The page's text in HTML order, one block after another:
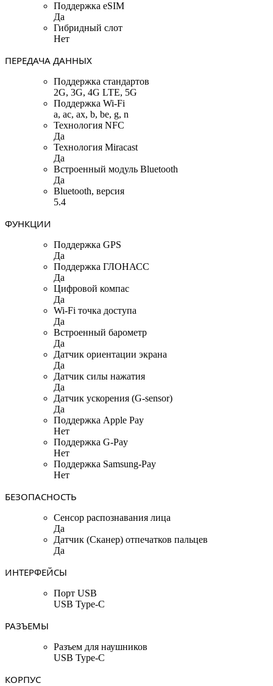
Поддержка eSIM
Да
Гибридный слот
Нет
ПЕРЕДАЧА ДАННЫХ
Поддержка стандартов
2G, 3G, 4G LTE, 5G
Поддержка Wi-Fi
a, ac, ax, b, be, g, n
Технология NFC
Да
Технология Miracast
Да
Встроенный модуль Bluetooth
Да
Bluetooth, версия
5.4
ФУНКЦИИ
Поддержка GPS
Да
Поддержка ГЛОНАСС
Да
Цифровой компас
Да
Wi-Fi точка доступа
Да
Встроенный барометр
Да
Датчик ориентации экрана
Да
Датчик силы нажатия
Да
Датчик ускорения (G-sensor)
Да
Поддержка Apple Pay
Нет
Поддержка G-Pay
Нет
Поддержка Samsung-Pay
Нет
БЕЗОПАСНОСТЬ
Сенсор распознавания лица
Да
Датчик (Сканер) отпечатков пальцев
Да
ИНТЕРФЕЙСЫ
Порт USB
USB Type-C
РАЗЪЕМЫ
Разъем для наушников
USB Type-C
КОРПУС